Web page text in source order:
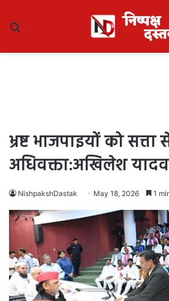
भ्रष्ट भाजपाइयों को
अधिवक्ता:अखिलेश यादव
NishpakshDastak May 18, 2026 1